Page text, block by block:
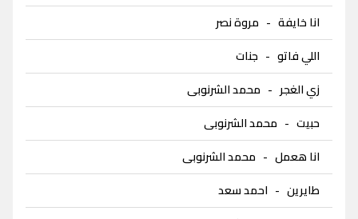
انا خايفة - مروة نصر
اللي فاتو - جنات
زي الغجر - محمد الشرنوبى
حبيت - محمد الشرنوبى
انا هعمل - محمد الشرنوبى
طايرين - احمد سعد